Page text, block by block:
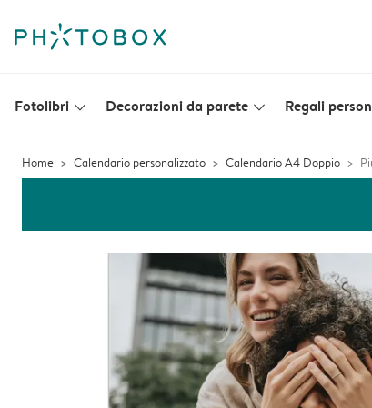
Fotolibri slim_arrow_down Decorazioni da parete slim_arrow_down Regali
Home Calendario personalizzato Calendario A4 Doppio